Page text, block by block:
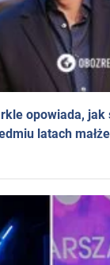
opowiada, jak
latach